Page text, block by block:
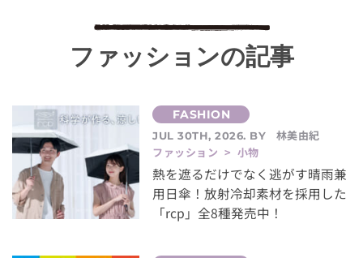
ファッションの記事
JUL 30TH, 2026. BY
林美由紀
ファッション > 小物
熱を遮るだけでなく逃がす晴雨兼
用日傘！放射冷却素材を採用した
「rcp」全8種発売中！